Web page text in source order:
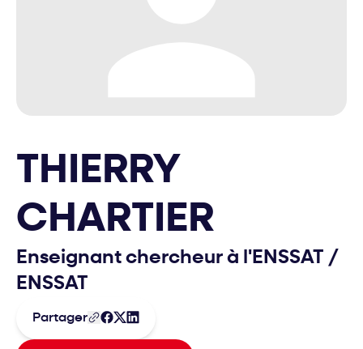
THIERRY
CHARTIER
Enseignant chercheur à l'ENSSAT /
ENSSAT
Partager